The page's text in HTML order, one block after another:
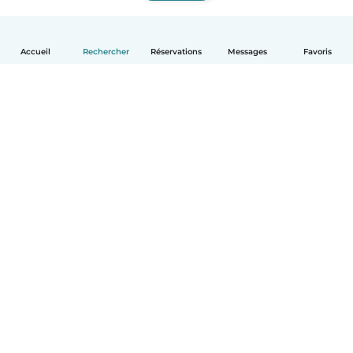
Accueil Rechercher Réservations Messages Favoris